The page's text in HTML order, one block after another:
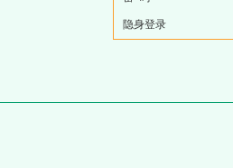
隐身登录